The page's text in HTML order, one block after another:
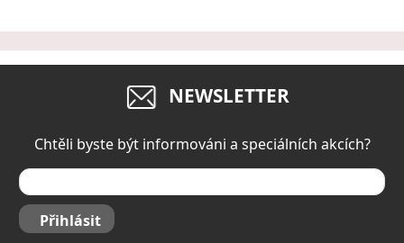
NEWSLETTER
Chtěli byste být informováni a speciálních akcích?
Přihlásit